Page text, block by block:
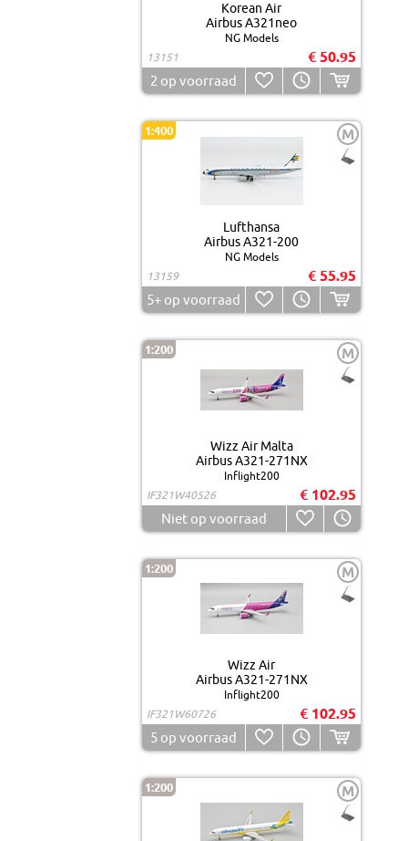
Korean Air
Airbus A321neo
NG Models
13151
€ 50.95
2 op voorraad
1:400 M
Lufthansa
Airbus A321-200
NG Models
13159
€ 55.95
5+ op voorraad
1:200 M
Wizz Air Malta
Airbus A321-271NX
Inflight200
IF321W40526
€ 102.95
Niet op voorraad
1:200 M
Wizz Air
Airbus A321-271NX
Inflight200
IF321W60726
€ 102.95
5 op voorraad
1:200 M